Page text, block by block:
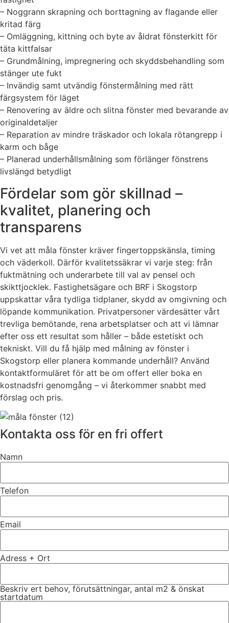
– Noggrann skrapning och borttagning av flagande eller
kritad färg
– Omläggning, kittning och byte av åldrat fönsterkitt för
täta kittfalsar
– Grundmålning, impregnering och skyddsbehandling som
stänger ute fukt
– Invändig samt utvändig fönstermålning med rätt
färgsystem för läget
– Renovering av äldre och slitna fönster med bevarande av
originaldetaljer
– Reparation av mindre träskador och lokala rötangrepp i
karm och båge
– Planerad underhållsmålning som förlänger fönstrens
livslängd betydligt
Fördelar som gör skillnad –
kvalitet, planering och
transparens
Vi vet att måla fönster kräver fingertoppskänsla, timing
och väderkoll. Därför kvalitetssäkrar vi varje steg: från
fuktmätning och underarbete till val av pensel och
skikttjocklek. Fastighetsägare och BRF i Skogstorp
uppskattar våra tydliga tidplaner, skydd av omgivning och
löpande kommunikation. Privatpersoner värdesätter vårt
trevliga bemötande, rena arbetsplatser och att vi lämnar
efter oss ett resultat som håller – både estetiskt och
tekniskt. Vill du få hjälp med målning av fönster i
Skogstorp eller planera kommande underhåll? Använd
kontaktformuläret för att be om offert eller boka en
kostnadsfri genomgång – vi återkommer snabbt med
förslag och pris.
Kontakta oss för en fri offert
Namn
Telefon
Email
Adress + Ort
Beskriv ert behov, förutsättningar, antal m2 & önskat
startdatum